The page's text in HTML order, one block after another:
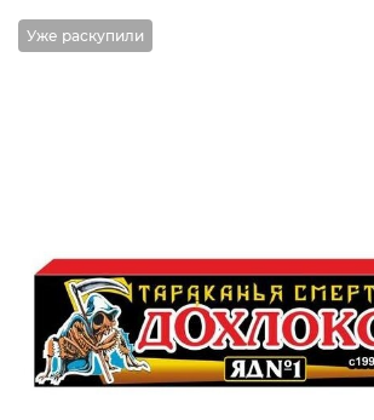
Уже раскупили